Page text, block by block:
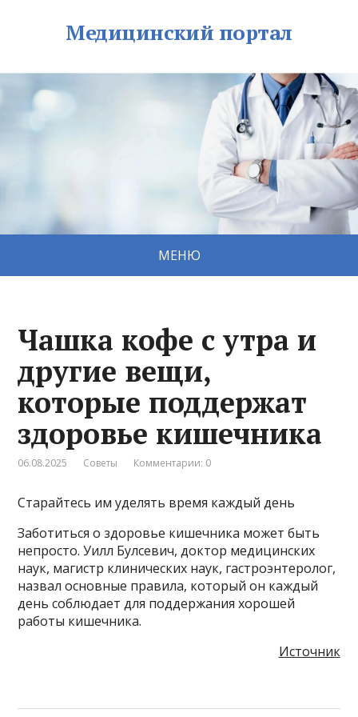
Медицинский портал
МЕНЮ
Чашка кофе с утра и
другие вещи,
которые поддержат
здоровье кишечника
06.08.2025 Советы Комментарии: 0
Старайтесь им уделять время каждый день
Заботиться о здоровье кишечника может быть
непросто. Уилл Булсевич, доктор медицинских
наук, магистр клинических наук, гастроэнтеролог,
назвал основные правила, который он каждый
день соблюдает для поддержания хорошей
работы кишечника.
Источник